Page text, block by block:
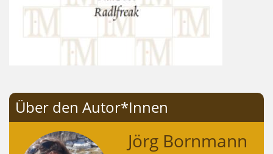
Über den Autor*Innen
Jörg Bornmann